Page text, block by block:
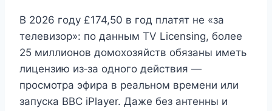
В 2026 году £174,50 в год платят не «за
телевизор»: по данным TV Licensing, более
25 миллионов домохозяйств обязаны иметь
лицензию из‑за одного действия —
просмотра эфира в реальном времени или
запуска BBC iPlayer. Даже без антенны и